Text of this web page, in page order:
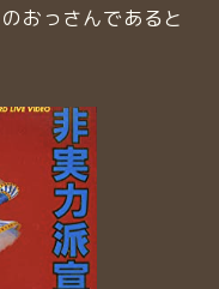
おっさんであると